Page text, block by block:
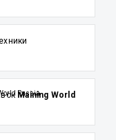
Maining World